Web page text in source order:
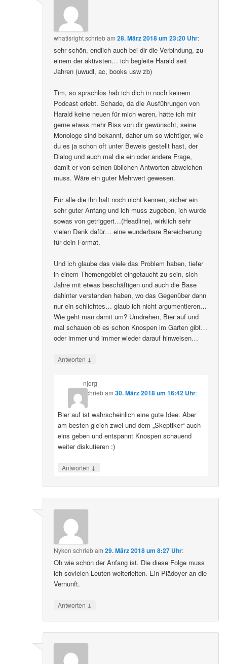
whatisrightschriebam28. März 2018 um 23:20 Uhr:
sehr schön, endlich auch bei dir die Verbindung, zu
einem der aktivsten… ich begleite Harald seit
Jahren (uwudl, ac, books usw zb)
Tim, so sprachlos hab ich dich in noch keinem
Podcast erlebt. Schade, da die Ausführungen von
Harald keine neuen für mich waren, hätte ich mir
gerne etwas mehr Biss von dir gewünscht, seine
Monologe sind bekannt, daher um so wichtiger, wie
du es ja schon oft unter Beweis gestellt hast, der
Dialog und auch mal die ein oder andere Frage,
damit er von seinen üblichen Antworten abweichen
muss. Wäre ein guter Mehrwert gewesen.
Für alle die ihn halt noch nicht kennen, sicher ein
sehr guter Anfang und ich muss zugeben, ich wurde
sowas von getriggert…(Headline), wirklich sehr
vielen Dank dafür… eine wunderbare Bereicherung
für dein Format.
Und ich glaube das viele das Problem haben, tiefer
in einem Themengebiet eingetaucht zu sein, sich
Jahre mit etwas beschäftigen und auch die Base
dahinter verstanden haben, wo das Gegenüber dann
nur ein schlichtes… glaub ich nicht argumentieren…
Wie geht man damit um? Umdrehen, Bier auf und
mal schauen ob es schon Knospen im Garten gibt…
oder immer und immer wieder darauf hinweisen…
Antworten ↓
njorg
schriebam 30. März 2018 um 16:42 Uhr:
Bier auf ist wahrscheinlich eine gute Idee. Aber
am besten gleich zwei und dem „Skeptiker“ auch
eins geben und entspannt Knospen schauend
weiter diskutieren :)
Antworten ↓
Nykon schriebam29. März 2018 um 8:27 Uhr:
Oh wie schön der Anfang ist. Die diese Folge muss
ich sovielen Leuten weiterleiten. Ein Plädoyer an die
Vernunft.
Antworten ↓